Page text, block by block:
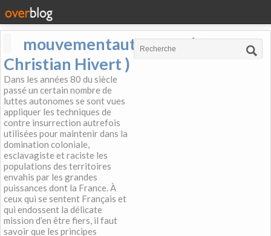
mouvementautonome (
Christian Hivert )
Dans les années 80 du siècle
passé un certain nombre de
luttes autonomes se sont vues
appliquer les techniques de
contre insurrection autrefois
utilisées pour maintenir dans la
domination coloniale,
esclavagiste et raciste les
populations des territoires
envahis par les grandes
puissances dont la France. À
ceux qui se sentent Français et
qui endossent la délicate
mission d’en être fiers, il faut
savoir que les principes